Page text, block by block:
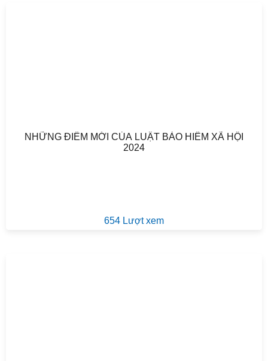
NHỮNG ĐIỂM MỚI CỦA LUẬT BẢO HIỂM XÃ HỘI
2024
654 Lượt xem